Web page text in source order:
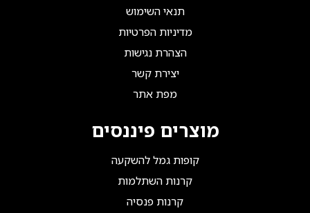
תנאי השימוש
מדיניות הפרטיות
הצהרת נגישות
יצירת קשר
מפת אתר
מוצרים פיננסים
קופות גמל להשקעה
קרנות השתלמות
קרנות פנסיה